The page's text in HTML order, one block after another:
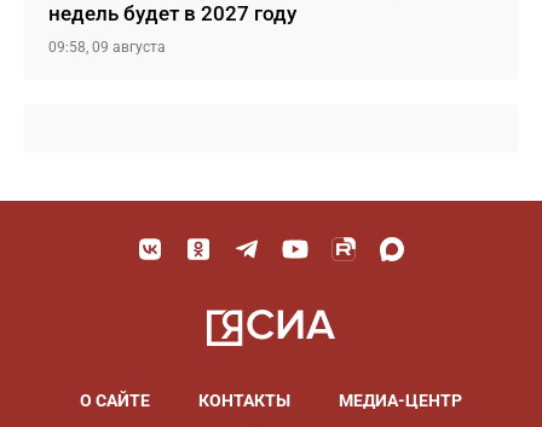
недель будет в 2027 году
09:58, 09 августа
О САЙТЕ КОНТАКТЫ
МЕДИА-ЦЕНТР